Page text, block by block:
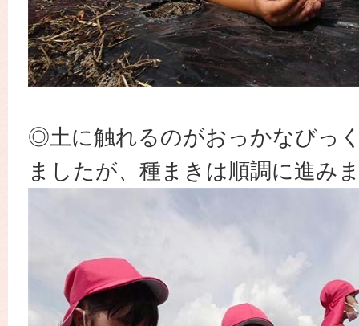
◎土に触れるのがおっかなびっ
ましたが、種まきは順調に進み